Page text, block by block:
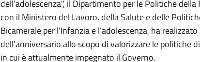
dell’adolescenza", il Dipartimento per le Politiche
con il Ministero del Lavoro, della Salute e delle
Bicamerale per l’Infanzia e l’adolescenza, ha
dell'anniversario allo scopo di valorizzare le politiche
in cui è attualmente impegnato il Governo.